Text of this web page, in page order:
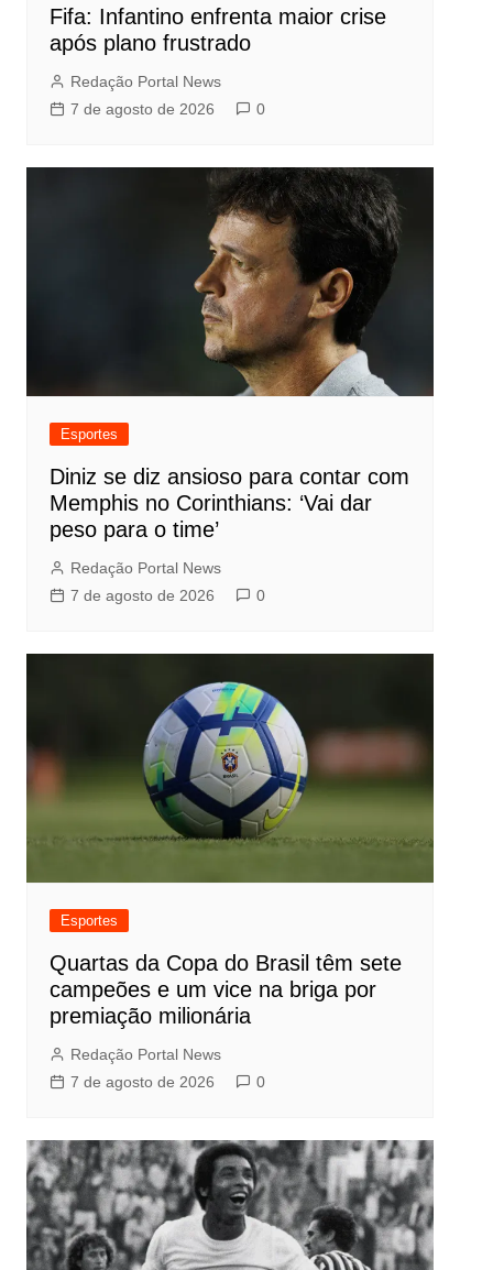
Fifa: Infantino enfrenta maior crise
após plano frustrado
Redação Portal News
7 de agosto de 2026
0
Esportes
Diniz se diz ansioso para contar com
Memphis no Corinthians: ‘Vai dar
peso para o time’
Redação Portal News
7 de agosto de 2026
0
Esportes
Quartas da Copa do Brasil têm sete
campeões e um vice na briga por
premiação milionária
Redação Portal News
7 de agosto de 2026
0